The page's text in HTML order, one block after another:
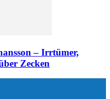
– Irrtümer,
Zecken